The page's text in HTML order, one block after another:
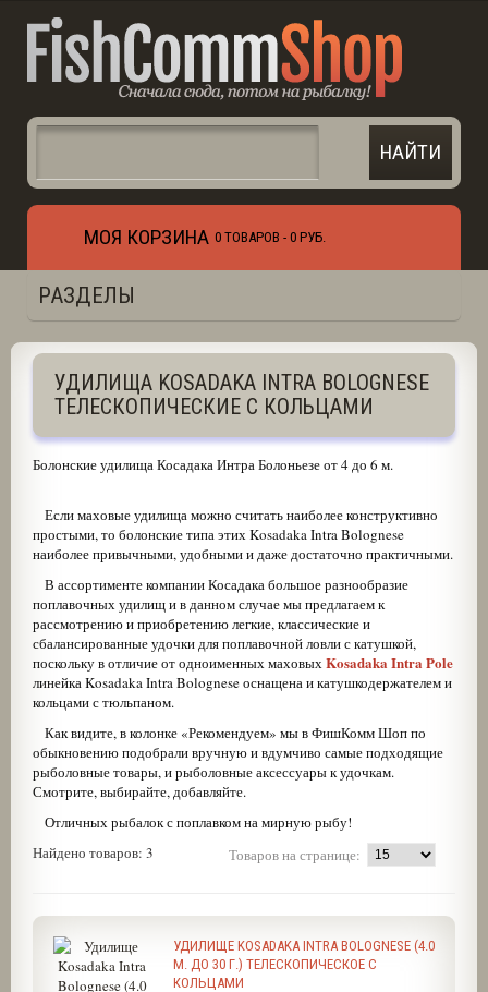
МОЯ КОРЗИНА 0 ТОВАРОВ - 0 РУБ.
РАЗДЕЛЫ
УДИЛИЩА KOSADAKA INTRA BOLOGNESE
ТЕЛЕСКОПИЧЕСКИЕ С КОЛЬЦАМИ
Болонские удилища Косадака Интра Болоньезе от 4 до 6 м.
Если маховые удилища можно считать наиболее конструктивно
простыми, то болонские типа этих Kosadaka Intra Bolognese
наиболее привычными, удобными и даже достаточно практичными.
В ассортименте компании Косадака большое разнообразие
поплавочных удилищ и в данном случае мы предлагаем к
рассмотрению и приобретению легкие, классические и
сбалансированные удочки для поплавочной ловли с катушкой,
поскольку в отличие от одноименных маховыхKosadaka Intra Pole
линейка Kosadaka Intra Bolognese оснащена и катушкодержателем и
кольцами с тюльпаном.
Как видите, в колонке «Рекомендуем» мы в ФишКомм Шоп по
обыкновению подобрали вручную и вдумчиво самые подходящие
рыболовные товары, и рыболовные аксессуары к удочкам.
Смотрите, выбирайте, добавляйте.
Отличных рыбалок с поплавком на мирную рыбу!
Найдено товаров: 3
Товаров на странице:
УДИЛИЩЕ KOSADAKA INTRA BOLOGNESE (4.0
М. ДО 30 Г.) ТЕЛЕСКОПИЧЕСКОЕ С
КОЛЬЦАМИ